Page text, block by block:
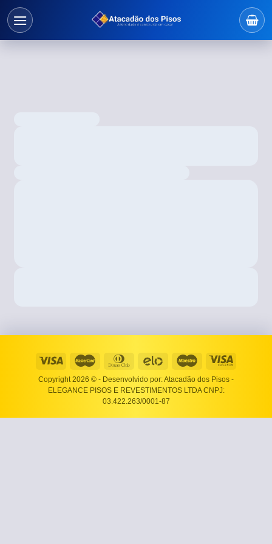
Copyright 2026 © - Desenvolvido por: Atacadão dos Pisos -
ELEGANCE PISOS E REVESTIMENTOS LTDA CNPJ:
03.422.263/0001-87